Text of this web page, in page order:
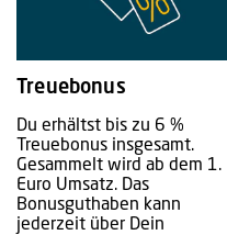
Treuebonus
Du erhältst bis zu 6 %
Treuebonus insgesamt.
Gesammelt wird ab dem 1.
Euro Umsatz. Das
Bonusguthaben kann
jederzeit über Dein